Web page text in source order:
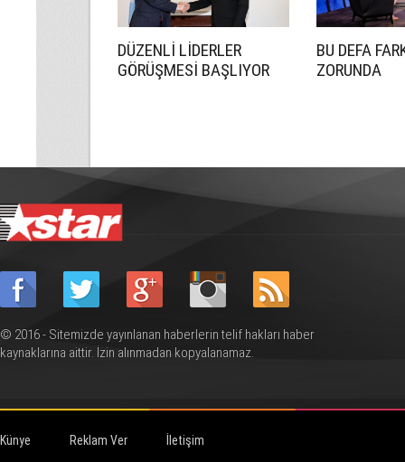
DÜZENLİ LİDERLER
GÖRÜŞMESİ BAŞLIYOR
BU DEFA
ZORUNDA
© 2016 - Sitemizde yayınlanan haberlerin telif hakları haber
kaynaklarına aittir. İzin alınmadan kopyalanamaz.
Künye Reklam Ver İletişim